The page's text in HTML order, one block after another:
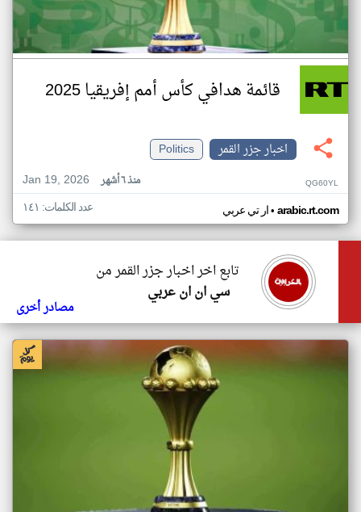
قائمة هدافي كأس أمم إفريقيا 2025
اخبار جزر القمر
Politics
Jan 19, 2026
منذ ٦ أشهر QG60YL
ار تي عربي• arabic.rt.com عدد الكلمات: ١٤١
تابع اخر اخبار جزر القمر من
سي ان ان عربي
مصادر أخرى